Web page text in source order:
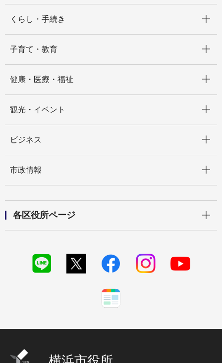
くらし・手続き
子育て・教育
健康・医療・福祉
観光・イベント
ビジネス
市政情報
各区役所ページ